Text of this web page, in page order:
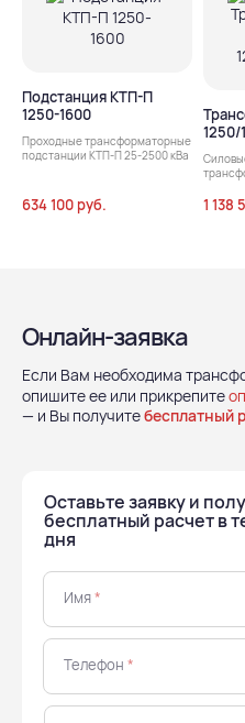
Подстанция КТП-П
1250-1600
Проходные трансформаторные
подстанции КТП-П 25-2500 кВа
634 100 руб. 1 138
Онлайн-заявка
Если Вам необходима
опишите ее или прикрепите
— и Вы получитебесплатный
Оставьте заявку и
бесплатный расчет в
дня
Имя*
Телефон *